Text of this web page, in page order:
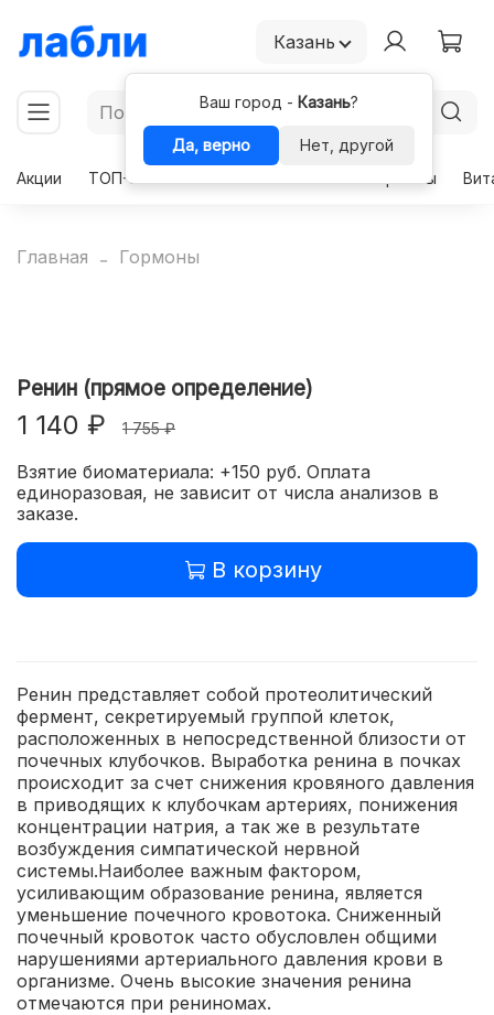
Казань
Ваш город - Казань?
Да, верно
Нет, другой
Акции
ТОП-50 Гормоны
Главная Гормоны
Ренин (прямое определение)
1 140 ₽ 1 755 ₽
Взятие биоматериала: +150 руб. Оплата
единоразовая, не зависит от числа анализов в
заказе.
В корзину
Ренин представляет собой протеолитический
фермент, секретируемый группой клеток,
расположенных в непосредственной близости от
почечных клубочков. Выработка ренина в почках
происходит за счет снижения кровяного давления
в приводящих к клубочкам артериях, понижения
концентрации натрия, а так же в результате
возбуждения симпатической нервной
системы.Наиболее важным фактором,
усиливающим образование ренина, является
уменьшение почечного кровотока. Сниженный
почечный кровоток часто обусловлен общими
нарушениями артериального давления крови в
организме. Очень высокие значения ренина
отмечаются при рениномах.